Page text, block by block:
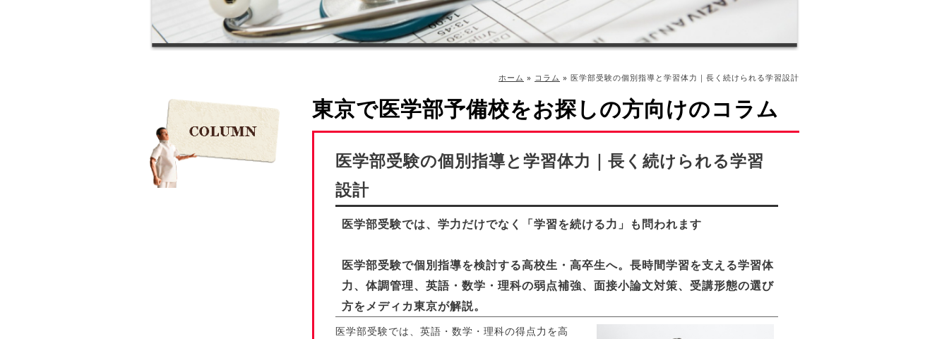
ホーム » コラム » 医学部受験の個別指導と学習体力｜長く続けられる学習設計
東京で医学部予備校をお探しの方向けのコラム
医学部受験の個別指導と学習体力｜長く続けられる学習
設計
医学部受験では、学力だけでなく「学習を続ける力」も問われます
医学部受験で個別指導を検討する高校生・高卒生へ。長時間学習を支える学習体
力、体調管理、英語・数学・理科の弱点補強、面接小論文対策、受講形態の選び
方をメディカ東京が解説。
医学部受験では、英語・数学・理科の得点力を高